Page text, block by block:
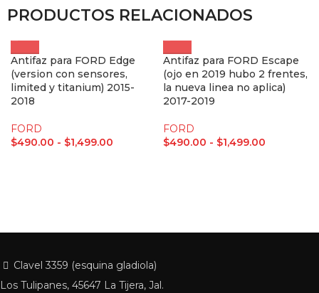
PRODUCTOS RELACIONADOS
Antifaz para FORD Edge
(version con sensores,
limited y titanium) 2015-
2018
FORD
$490.00 - $1,499.00
Antifaz para FORD Escape
(ojo en 2019 hubo 2 frentes,
la nueva linea no aplica)
2017-2019
FORD
$490.00 - $1,499.00
Clavel 3359 (esquina gladiola)
Los Tulipanes, 45647 La Tijera, Jal.